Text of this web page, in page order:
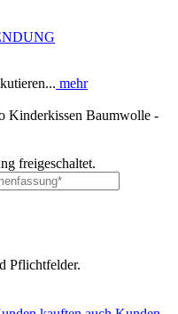
mehr
Kinderkissen Baumwolle -
freigeschaltet.
Pflichtfelder.